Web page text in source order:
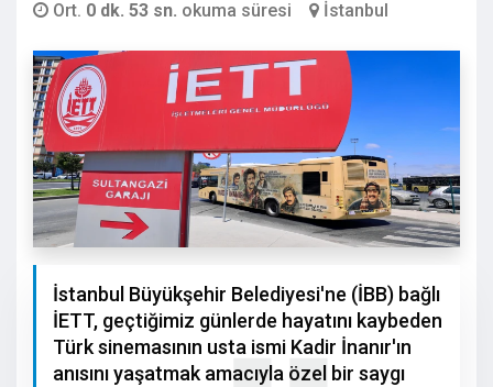
Ort. 0 dk. 53 sn. okuma süresi İstanbul
İstanbul Büyükşehir Belediyesi'ne (İBB) bağlı
İETT, geçtiğimiz günlerde hayatını kaybeden
Türk sinemasının usta ismi Kadir İnanır'ın
anısını yaşatmak amacıyla özel bir saygı